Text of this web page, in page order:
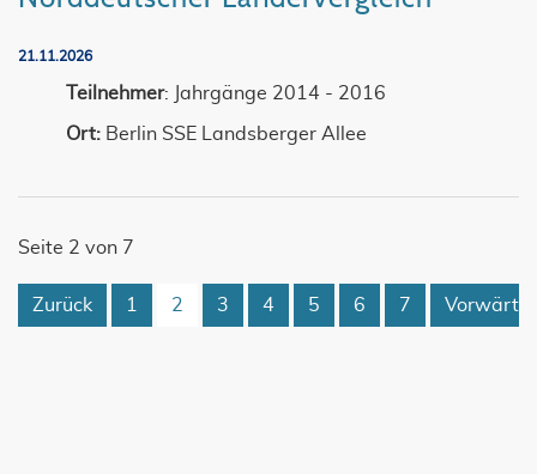
21.11.2026
Teilnehmer: Jahrgänge 2014 - 2016
Ort: Berlin SSE Landsberger Allee
Seite 2 von 7
Zurück 1 2 3 4 5 6 7 Vorwärts